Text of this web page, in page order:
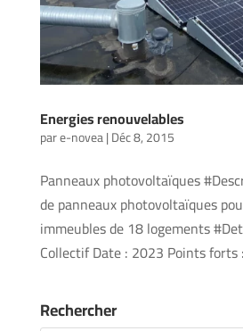
Energies renouvelables
pare-novea|Déc 8, 2015
Panneaux photovoltaïques
de panneaux photovoltaïques
immeubles de 18 logements
Collectif Date : 2023 Points forts
Rechercher